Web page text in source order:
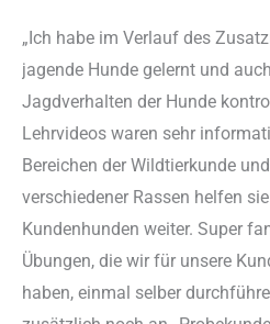
„Ich habe im Verlauf des
jagende Hunde gelernt und
Jagdverhalten der Hunde
Lehrvideos waren sehr
Bereichen der Wildtierkunde
verschiedener Rassen helfen
Kundenhunden weiter. Super
Übungen, die wir für unsere
haben, einmal selber